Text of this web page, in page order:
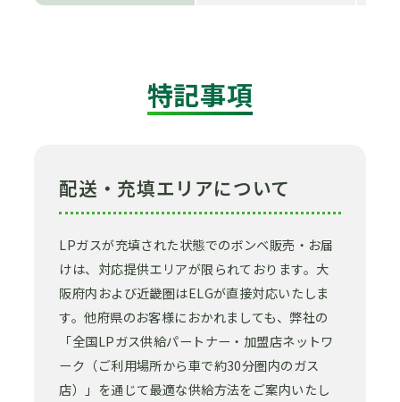
特記事項
配送・充填エリアについて
LPガスが充填された状態でのボンベ販売・お届
けは、対応提供エリアが限られております。大
阪府内および近畿圏はELGが直接対応いたしま
す。他府県のお客様におかれましても、弊社の
「全国LPガス供給パートナー・加盟店ネットワ
ーク（ご利用場所から車で約30分圏内のガス
店）」を通じて最適な供給方法をご案内いたし